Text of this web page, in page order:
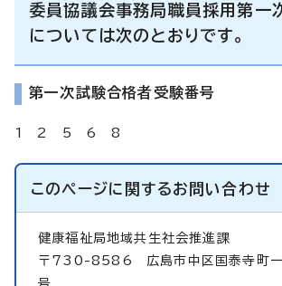
委員協議会事務局職員採用第一
については次のとおりです。
第一次試験合格者受験番号
1 2 5 6 8
このページに関するお問い合わせ
健康福祉局地域共生社会推進課
〒730-8586 広島市中区国泰寺町
号